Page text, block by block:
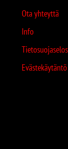
Ota yhteyttä
Info